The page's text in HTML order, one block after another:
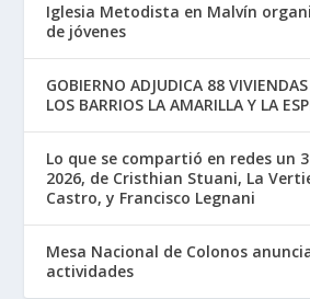
Iglesia Metodista en Malvín
de jóvenes
GOBIERNO ADJUDICA 88
LOS BARRIOS LA AMARILLA Y LA
Lo que se compartió en redes un
2026, de Cristhian Stuani, La
Castro, y Francisco Legnani
Mesa Nacional de Colonos
actividades